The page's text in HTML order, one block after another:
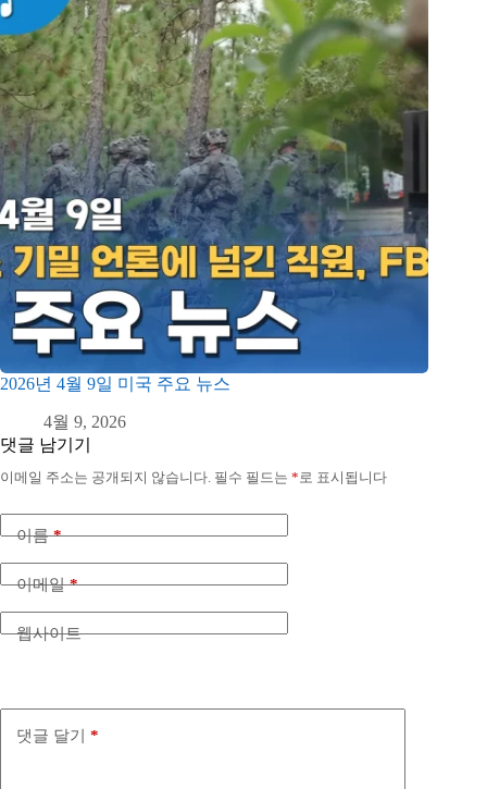
2026년 4월 9일 미국 주요 뉴스
4월 9, 2026
댓글 남기기
이메일 주소는 공개되지 않습니다. 필수 필드는 *로 표시됩니다
이름*
이메일*
웹사이트
댓글 달기 *